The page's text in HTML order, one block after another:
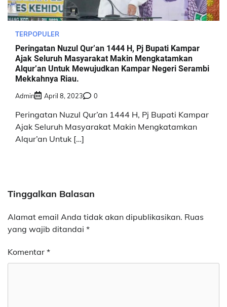
TERPOPULER
Peringatan Nuzul Qur’an 1444 H, Pj Bupati Kampar
Ajak Seluruh Masyarakat Makin Mengkatamkan
Alqur’an Untuk Mewujudkan Kampar Negeri Serambi
Mekkahnya Riau.
Admin April 8, 2023 0
Peringatan Nuzul Qur’an 1444 H, Pj Bupati Kampar
Ajak Seluruh Masyarakat Makin Mengkatamkan
Alqur’an Untuk […]
Tinggalkan Balasan
Alamat email Anda tidak akan dipublikasikan. Ruas
yang wajib ditandai *
Komentar *